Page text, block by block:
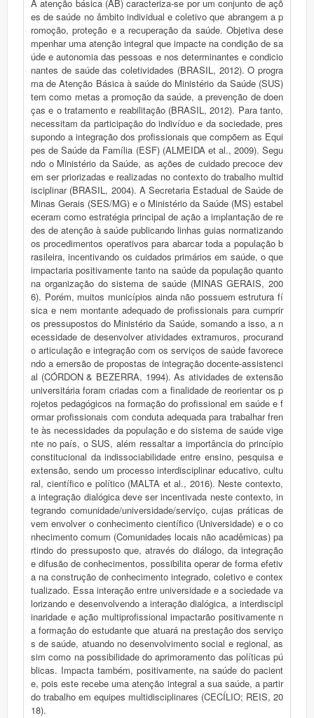
A atenção básica (AB) caracteriza-se por um conjunto de açõ
es de saúde no âmbito individual e coletivo que abrangem a p
romoção, proteção e a recuperação da saúde. Objetiva dese
mpenhar uma atenção integral que impacte na condição de sa
úde e autonomia das pessoas e nos determinantes e condicio
nantes de saúde das coletividades (BRASIL, 2012). O progra
ma de Atenção Básica à saúde do Ministério da Saúde (SUS)
tem como metas a promoção da saúde, a prevenção de doen
ças e o tratamento e reabilitação (BRASIL, 2012). Para tanto,
necessitam da participação do indivíduo e da sociedade, pres
supondo a integração dos profissionais que compõem as Equi
pes de Saúde da Família (ESF) (ALMEIDA et al., 2009). Segu
ndo o Ministério da Saúde, as ações de cuidado precoce dev
em ser priorizadas e realizadas no contexto do trabalho multid
isciplinar (BRASIL, 2004). A Secretaria Estadual de Saúde de
Minas Gerais (SES/MG) e o Ministério da Saúde (MS) estabel
eceram como estratégia principal de ação a implantação de re
des de atenção à saúde publicando linhas guias normatizando
os procedimentos operativos para abarcar toda a população b
rasileira, incentivando os cuidados primários em saúde, o que
impactaria positivamente tanto na saúde da população quanto
na organização do sistema de saúde (MINAS GERAIS, 200
6). Porém, muitos municípios ainda não possuem estrutura fí
sica e nem montante adequado de profissionais para cumprir
os pressupostos do Ministério da Saúde, somando a isso, a n
ecessidade de desenvolver atividades extramuros, procurand
o articulação e integração com os serviços de saúde favorece
ndo a emersão de propostas de integração docente-assistenci
al (CÓRDON & BEZERRA, 1994). As atividades de extensão
universitária foram criadas com a finalidade de reorientar os p
rojetos pedagógicos na formação do profissional em saúde e f
ormar profissionais com conduta adequada para trabalhar fren
te às necessidades da população e do sistema de saúde vige
nte no país, o SUS, além ressaltar a importância do princípio
constitucional da indissociabilidade entre ensino, pesquisa e
extensão, sendo um processo interdisciplinar educativo, cultu
ral, científico e político (MALTA et al., 2016). Neste contexto,
a integração dialógica deve ser incentivada neste contexto, in
tegrando comunidade/universidade/serviço, cujas práticas de
vem envolver o conhecimento científico (Universidade) e o co
nhecimento comum (Comunidades locais não acadêmicas) pa
rtindo do pressuposto que, através do diálogo, da integração
e difusão de conhecimentos, possibilita operar de forma efetiv
a na construção de conhecimento integrado, coletivo e contex
tualizado. Essa interação entre universidade e a sociedade va
lorizando e desenvolvendo a interação dialógica, a interdiscipl
inaridade e ação multiprofissional impactarão positivamente n
a formação do estudante que atuará na prestação dos serviço
s de saúde, atuando no desenvolvimento social e regional, as
sim como na possibilidade do aprimoramento das políticas pú
blicas. Impacta também, positivamente, na saúde do pacient
e, pois este recebe uma atenção integral a sua saúde, a partir
do trabalho em equipes multidisciplinares (CECÍLIO; REIS, 20
18).